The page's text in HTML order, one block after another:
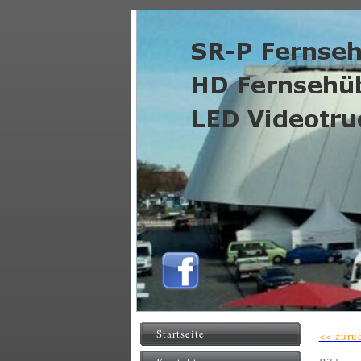
Startseite
<<